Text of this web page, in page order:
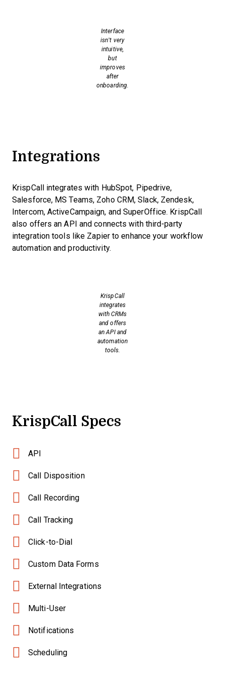
Interface
isn’t very
intuitive,
but
improves
after
onboarding.
Integrations
KrispCall integrates with HubSpot, Pipedrive,
Salesforce, MS Teams, Zoho CRM, Slack, Zendesk,
Intercom, ActiveCampaign, and SuperOffice. KrispCall
also offers an API and connects with third-party
integration tools like Zapier to enhance your workflow
automation and productivity.
KrispCall
integrates
with CRMs
and offers
an API and
automation
tools.
KrispCall Specs
API
Call Disposition
Call Recording
Call Tracking
Click-to-Dial
Custom Data Forms
External Integrations
Multi-User
Notifications
Scheduling